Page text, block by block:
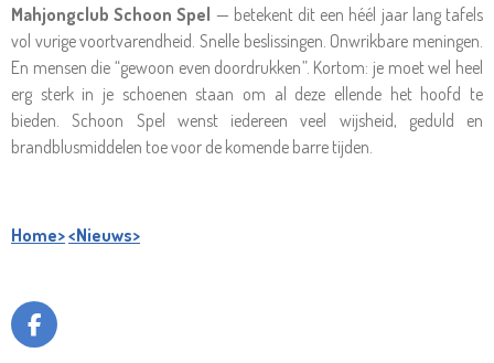
Mahjongclub Schoon Spel — betekent dit een héél jaar lang tafels
vol vurige voortvarendheid. Snelle beslissingen. Onwrikbare meningen.
En mensen die “gewoon even doordrukken”. Kortom: je moet wel heel
erg sterk in je schoenen staan om al deze ellende het hoofd te
bieden. Schoon Spel wenst iedereen veel wijsheid, geduld en
brandblusmiddelen toe voor de komende barre tijden.
Home><Nieuws>
F
A